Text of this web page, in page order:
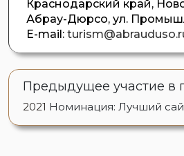
Краснодарский край,
Абрау-Дюрсо, ул.
E-mail:
Предыдущее участие в
2021 Номинация: Лучший